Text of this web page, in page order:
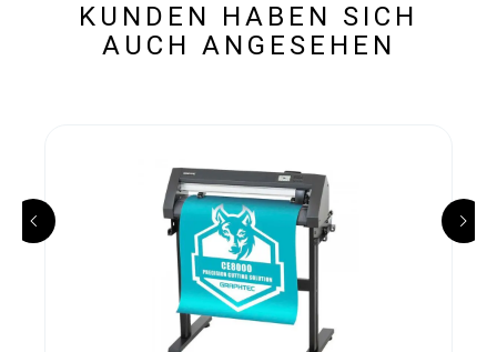
KUNDEN HABEN SICH
AUCH ANGESEHEN